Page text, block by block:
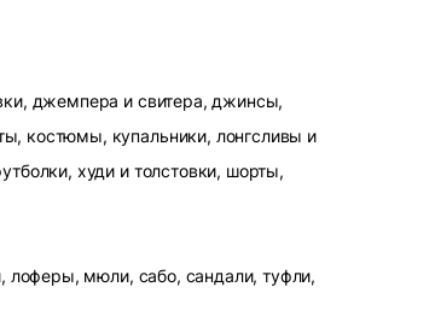
джемпера и свитера, джинсы,
костюмы, купальники, лонгсливы и
худи и толстовки, шорты,
лоферы, мюли, сабо, сандали, туфли,